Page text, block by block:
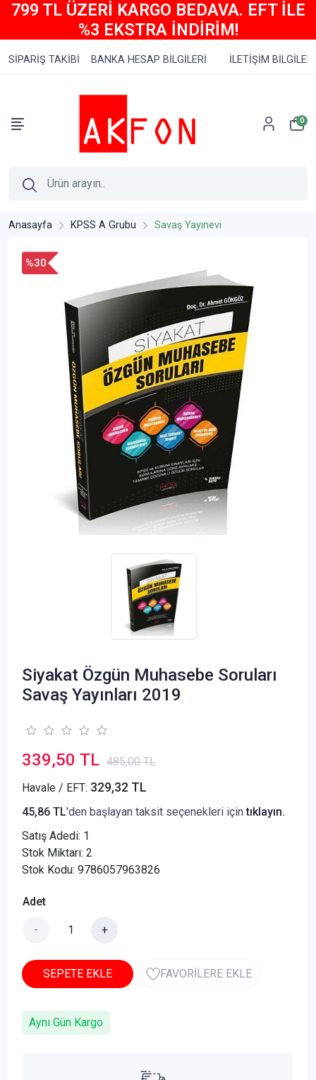
799 TL ÜZERİ KARGO BEDAVA. EFT İLE
%3 EKSTRA İNDİRİM!
SİPARİŞ TAKİBİ BANKA HESAP BİLGİLERİ İLETİŞİM BİLGİLERİ
0
Anasayfa KPSS A Grubu Savaş Yayınevi
%30
Siyakat Özgün Muhasebe Soruları
Savaş Yayınları 2019
339,50 TL 485,00 TL
Havale / EFT: 329,32 TL
45,86 TL'den başlayan taksit seçenekleri içintıklayın.
Satış Adedi: 1
Stok Miktarı: 2
Stok Kodu: 9786057963826
Adet
- +
SEPETE EKLE FAVORİLERE EKLE
Aynı Gün Kargo